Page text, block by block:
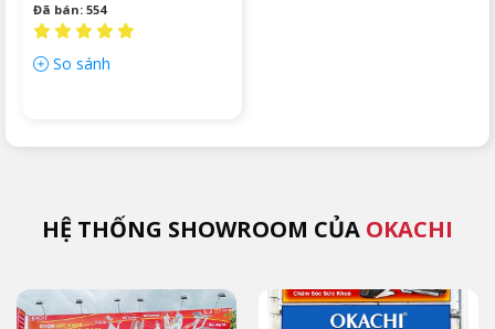
Đã bán: 554
So sánh
HỆ THỐNG SHOWROOM CỦA OKACHI